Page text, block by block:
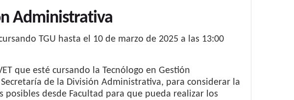
Administrativa
TGU hasta el 10 de marzo de 2025 a las 13:00
que esté cursando la Tecnólogo en Gestión
de la División Administrativa, para considerar la
desde Facultad para que pueda realizar los